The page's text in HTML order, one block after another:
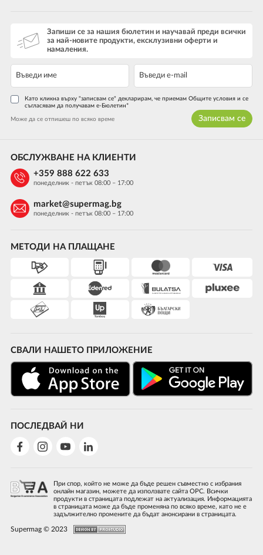
Запиши се за нашия бюлетин и научавай преди всички
за най-новите продукти, ексклузивни оферти и
намаления.
Като кликна върху "записвам се" декларирам, че приемам Общите условия и се
съгласявам да получавам е-Бюлетин*
Може да се отпишеш по всяко време Записвам се
МЕТОДИ НА ПЛАЩАНЕ
СВАЛИ НАШЕТО ПРИЛОЖЕНИЕ
ПОСЛЕДВАЙ НИ
ОБСЛУЖВАНЕ НА КЛИЕНТИ
+359 888 622 633
понеделник - петък 08:00 – 17:00
market@supermag.bg
понеделник - петък 08:00 – 17:00
При спор, който не може да бъде решен съвместно с избрания
онлайн магазин, можете да използвате сайта ОРС. Всички
продукти в страницата подлежат на актуализация. Информацията
в страницата може да бъде променяна по всяко време, като не е
задължително промените да бъдат анонсирани в страницата.
Supermag © 2023